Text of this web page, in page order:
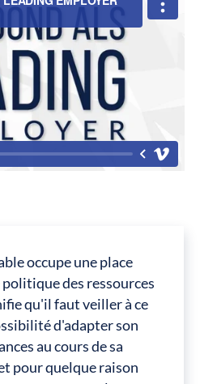
occupe une place
des ressources
qu'il faut veiller à ce
d'adapter son
au cours de sa
pour quelque raison